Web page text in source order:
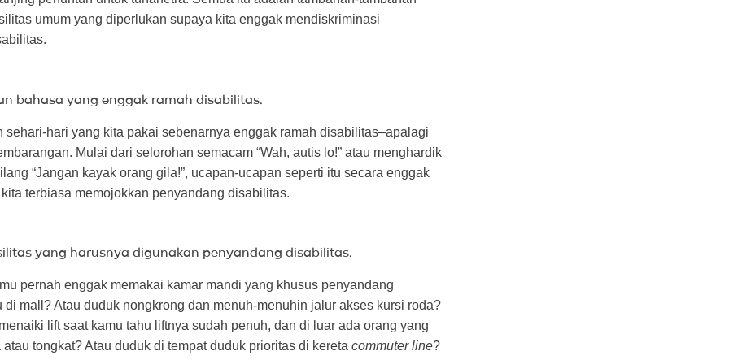
umum yang diperlukan supaya kita enggak mendiskriminasi
bahasa yang enggak ramah disabilitas.
sehari-hari yang kita pakai sebenarnya enggak ramah disabilitas–apalagi
Mulai dari selorohan semacam “Wah, autis lo!” atau menghardik
“Jangan kayak orang gila!”, ucapan-ucapan seperti itu secara enggak
terbiasa memojokkan penyandang disabilitas.
yang harusnya digunakan penyandang disabilitas.
pernah enggak memakai kamar mandi yang khusus penyandang
di mall? Atau duduk nongkrong dan menuh-menuhin jalur akses kursi roda?
lift saat kamu tahu liftnya sudah penuh, dan di luar ada orang yang
tongkat? Atau duduk di tempat duduk prioritas di kereta commuter line?